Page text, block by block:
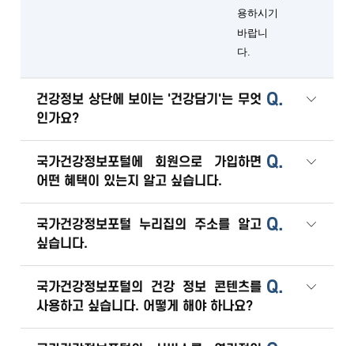
용하시기
바랍니
다.
Q.
건강정보 상단에 보이는 '건강담기'는 무엇
인가요?
Q.
국가건강정보포털에 회원으로 가입하면
어떤 혜택이 있는지 알고 싶습니다.
Q.
국가건강정보포털 누리집의 주소를 알고
싶습니다.
Q.
국가건강정보포털의 건강 정보 콘텐츠를
사용하고 싶습니다. 어떻게 해야 하나요?